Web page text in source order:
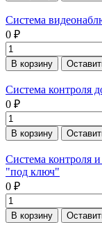
Система
0 ₽
В корзину
Система контроля
0 ₽
В корзину
Система контроля
"под ключ"
0 ₽
В корзину